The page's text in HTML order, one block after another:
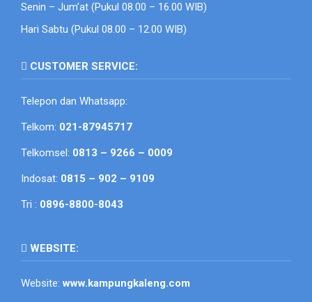
Senin – Jum’at (Pukul 08.00 – 16.00 WIB)
Hari Sabtu (Pukul 08.00 – 12.00 WIB)
CUSTOMER SERVICE:
Telepon dan Whatsapp:
Telkom: 021-87945717
Telkomsel: 0813 – 9266 – 0009
Indosat: 0815 – 902 – 9109
Tri : 0896-8800-8043
WEBSITE:
Website:www.kampungkaleng.com